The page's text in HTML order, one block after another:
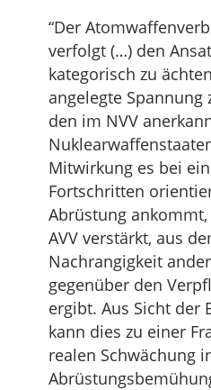
“Der
verfolgt (…) den
kategorisch zu
angelegte Spannung
den im NVV
Mitwirkung es bei
Fortschritten
Abrüstung
AVV verstärkt, aus
Nachrangigkeit
gegenüber den
ergibt. Aus Sicht der
kann dies zu einer
realen Schwächung